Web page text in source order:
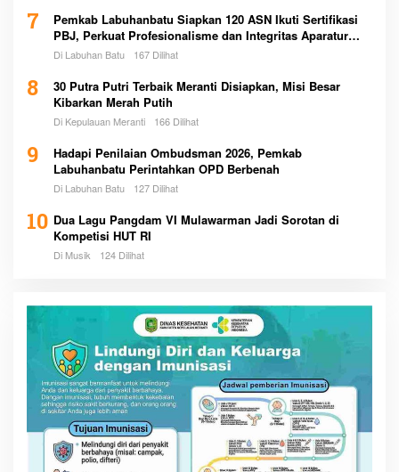
7
Pemkab Labuhanbatu Siapkan 120 ASN Ikuti Sertifikasi
PBJ, Perkuat Profesionalisme dan Integritas Aparatur
Pemerintah
Di Labuhan Batu 167 Dilihat
8
30 Putra Putri Terbaik Meranti Disiapkan, Misi Besar
Kibarkan Merah Putih
Di Kepulauan Meranti 166 Dilihat
9
Hadapi Penilaian Ombudsman 2026, Pemkab
Labuhanbatu Perintahkan OPD Berbenah
Di Labuhan Batu 127 Dilihat
10 Dua Lagu Pangdam VI Mulawarman Jadi Sorotan di
Kompetisi HUT RI
Di Musik 124 Dilihat